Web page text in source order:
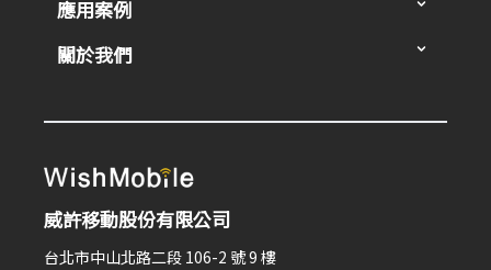
應用案例
關於我們
威許移動股份有限公司
台北市中山北路二段 106-2 號 9 樓